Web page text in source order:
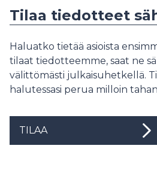
Tilaa tiedotteet
Haluatko tietää asioista
tilaat tiedotteemme, saat ne
välittömästi julkaisuhetkellä.
halutessasi perua milloin
TILAA